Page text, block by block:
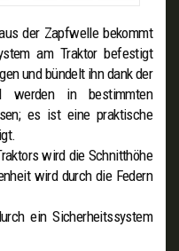
der Zapfwelle bekommt
am Traktor befestigt
und bündelt ihn dank der
werden in bestimmten
es ist eine praktische
wird die Schnitthöhe
wird durch die Federn
ein Sicherheitssystem